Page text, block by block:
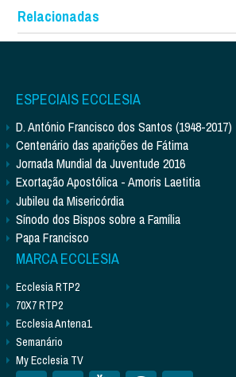
Relacionadas
ESPECIAIS ECCLESIA
D. António Francisco dos Santos (1948-2017)
Centenário das aparições de Fátima
Jornada Mundial da Juventude 2016
Exortação Apostólica - Amoris Laetitia
Jubileu da Misericórdia
Sínodo dos Bispos sobre a Família
Papa Francisco
MARCA ECCLESIA
Ecclesia RTP2
70X7 RTP2
Ecclesia Antena1
Semanário
My Ecclesia TV